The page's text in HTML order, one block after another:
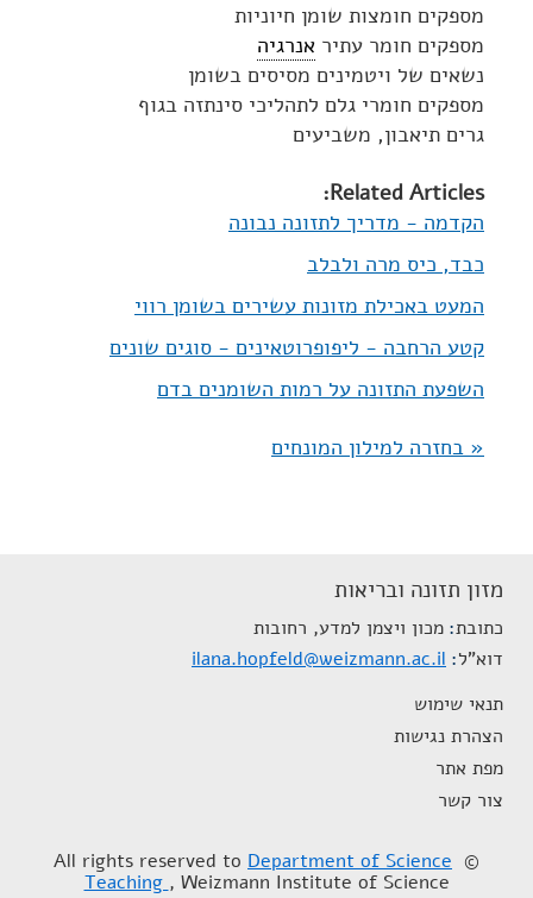
מספקים חומצות שומן חיוניות
מספקים חומר עתיר אנרגיה
נשאים של ויטמינים מסיסים בשומן
מספקים חומרי גלם לתהליכי סינתזה בגוף
גרים תיאבון, משביעים
Related Articles:
הקדמה - מדריך לתזונה נבונה
כבד, כיס מרה ולבלב
המעט באכילת מזונות עשירים בשומן רווי
קטע הרחבה - ליפופרוטאינים - סוגים שונים
השפעת התזונה על רמות השומנים בדם
« בחזרה למילון המונחים
מזון תזונה ובריאות
כתובת מכון ויצמן למדע, רחובות
דוא"ל ilana.hopfeld@weizmann.ac.il
תנאי שימוש
הצהרת נגישות
מפת אתר
צור קשר
© All rights reserved to
Department of Science
Teaching , Weizmann Institute of Science